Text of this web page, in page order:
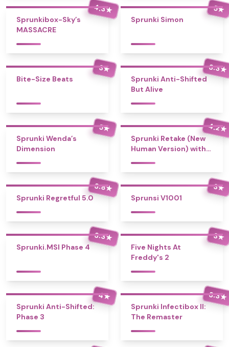
4.3★
Sprunkibox-Sky’s
MASSACRE
5★
Sprunki Simon
3★
Bite-Size Beats
3.3★
Sprunki Anti-Shifted
But Alive
5★
Sprunki Wenda’s
Dimension
4.2★
Sprunki Retake (New
Human Version) with
3.8★
Sprunki Regretful 5.0
3★
Sprunsi V1001
3.3★
Sprunki.MSI Phase 4
3★
Five Nights At
Freddy's 2
4★
Sprunki Anti-Shifted:
Phase 3
3.3★
Sprunki Infectibox II:
The Remaster